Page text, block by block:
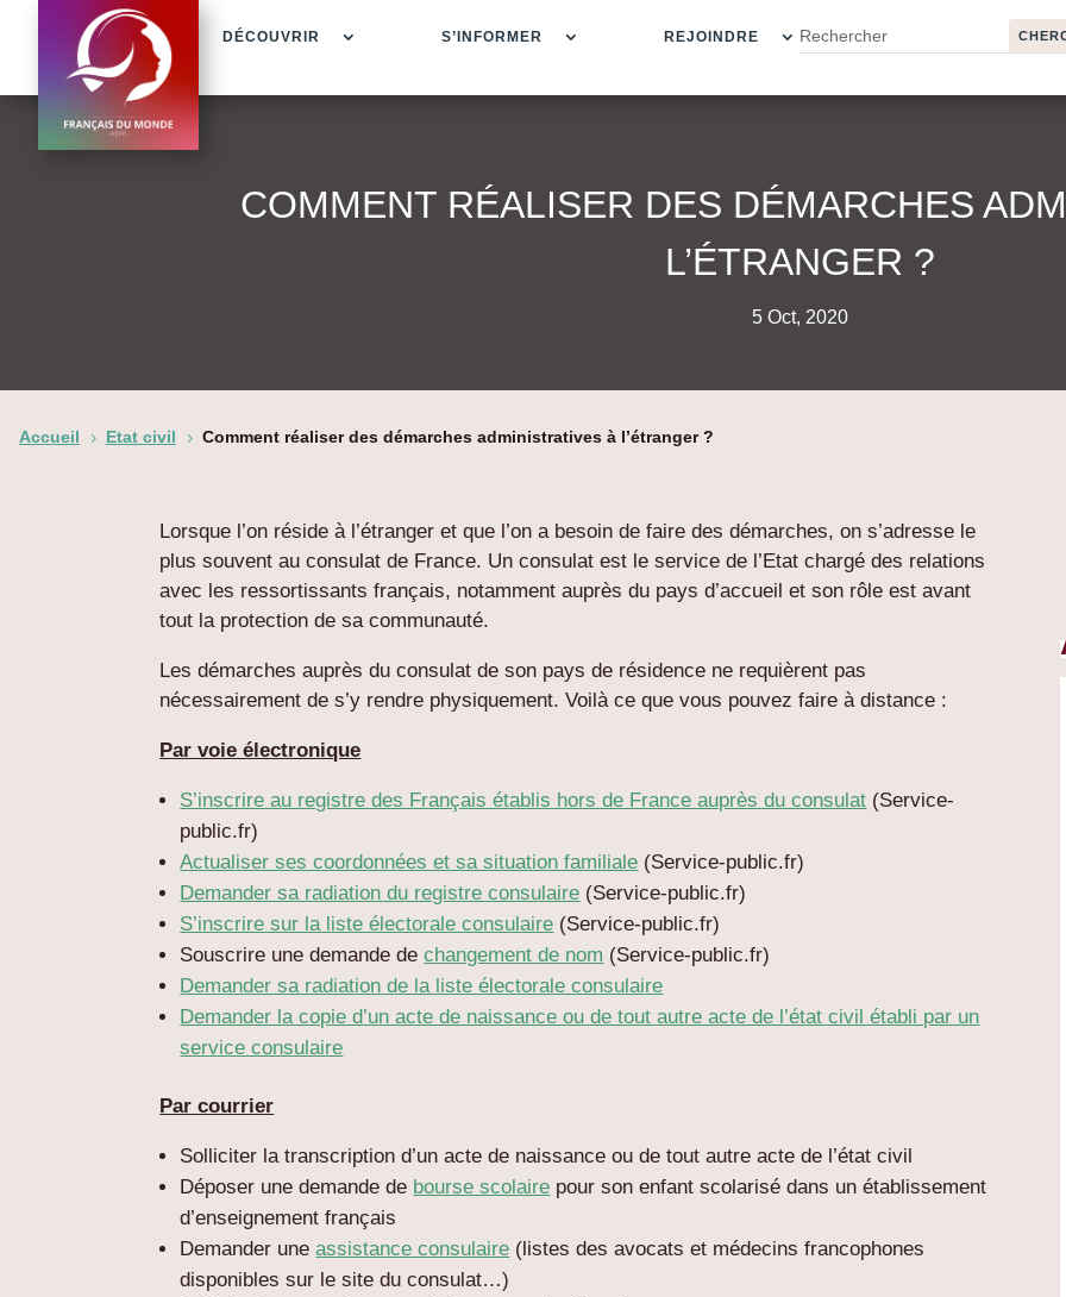
DÉCOUVRIR S’INFORMER REJOINDRE
COMMENT RÉALISER DES DÉMARCHES
L’ÉTRANGER ?
5 Oct, 2020
Accueil 5 Etat civil 5 Comment réaliser des démarches administratives à l’étranger ?
Lorsque l’on réside à l’étranger et que l’on a besoin de faire des démarches, on s’adresse le
plus souvent au consulat de France. Un consulat est le service de l’Etat chargé des relations
avec les ressortissants français, notamment auprès du pays d’accueil et son rôle est avant
tout la protection de sa communauté.
Les démarches auprès du consulat de son pays de résidence ne requièrent pas
nécessairement de s’y rendre physiquement. Voilà ce que vous pouvez faire à distance :
Par voie électronique
S’inscrire au registre des Français établis hors de Franceauprès du consulat (Service-
public.fr)
Actualiser ses coordonnées et sa situation familiale (Service-public.fr)
Demander sa radiation du registre consulaire (Service-public.fr)
S’inscrire sur la liste électorale consulaire (Service-public.fr)
Souscrire une demande dechangement de nom (Service-public.fr)
Demander sa radiation de la liste électorale consulaire
Demander la copie d’un acte de naissance ou de tout autre acte de l’état civil établi par un
service consulaire
Par courrier
Solliciter la transcription d’un acte de naissance ou de tout autre acte de l’état civil
Déposer une demande de bourse scolaire pour son enfant scolarisé dans un établissement
d’enseignement français
Demander uneassistance consulaire (listes des avocats et médecins francophones
disponibles sur le site du consulat…)